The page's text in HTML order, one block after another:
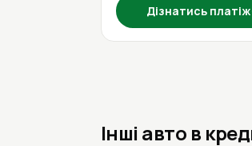
Дізнатись платіж
Інші авто в